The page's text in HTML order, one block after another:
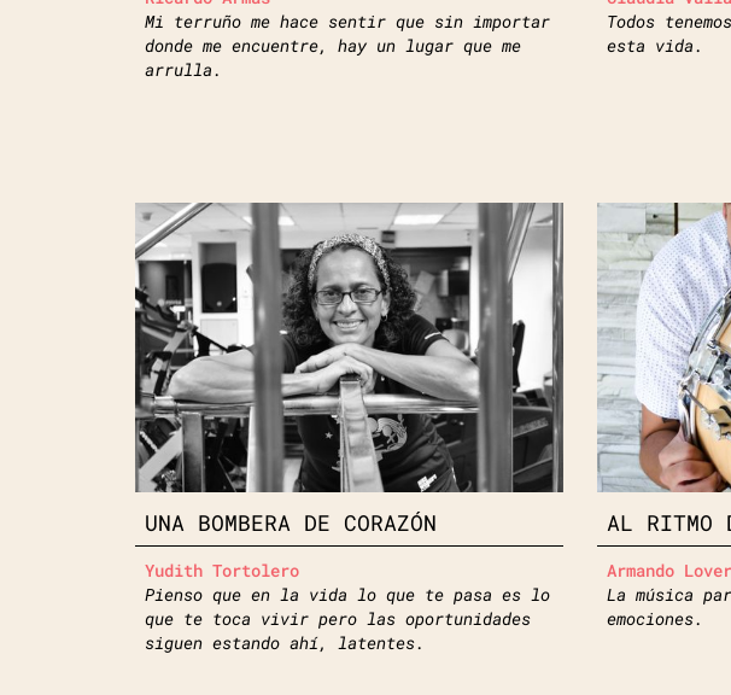
Mi terruño me hace sentir que sin importar
donde me encuentre, hay un lugar que me
arrulla.
Todos
esta vida.
UNA BOMBERA DE CORAZÓN
Yudith Tortolero
Pienso que en la vida lo que te pasa es lo
que te toca vivir pero las oportunidades
siguen estando ahí, latentes.
AL RITMO
Armando
La música
emociones.